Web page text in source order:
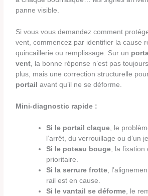
panne visible.
Si vous vous demandez comment
vent, commencez par identifier la cause
quincaillerie ou remplissage. Sur un
vent, la bonne réponse n’est pas
plus, mais une correction structurelle
portail avant qu’il ne se déforme.
Mini-diagnostic rapide :
Si le portail claque, le
l’arrêt, du verrouillage ou d’un
Si le poteau bouge, la fixation
prioritaire.
Si la serrure frotte,
rail est en cause.
Si le vantail se déforme, le